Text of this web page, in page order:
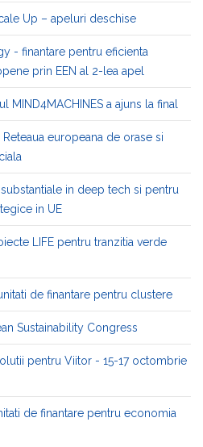
Up – apeluri deschise
- finantare pentru eficienta
prin EEN al 2-lea apel
MIND4MACHINES a ajuns la final
europeana de orase si
in deep tech si pentru
in UE
LIFE pentru tranzitia verde
de finantare pentru clustere
Sustainability Congress
pentru Viitor - 15-17 octombrie
de finantare pentru economia